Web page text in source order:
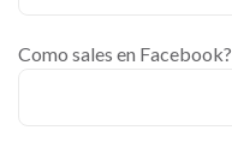
Como sales en Facebook?